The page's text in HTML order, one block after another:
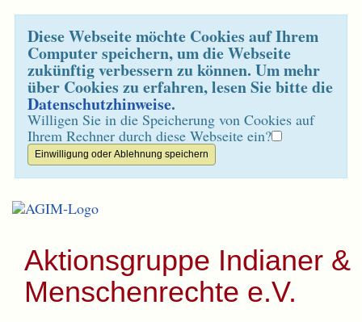
Diese Webseite möchte Cookies auf Ihrem
Computer speichern, um die Webseite
zukünftig verbessern zu können. Um mehr
über Cookies zu erfahren, lesen Sie bitte die
Datenschutzhinweise.
Willigen Sie in die Speicherung von Cookies auf
Ihrem Rechner durch diese Webseite ein?
Aktionsgruppe Indianer &
Menschenrechte e.V.